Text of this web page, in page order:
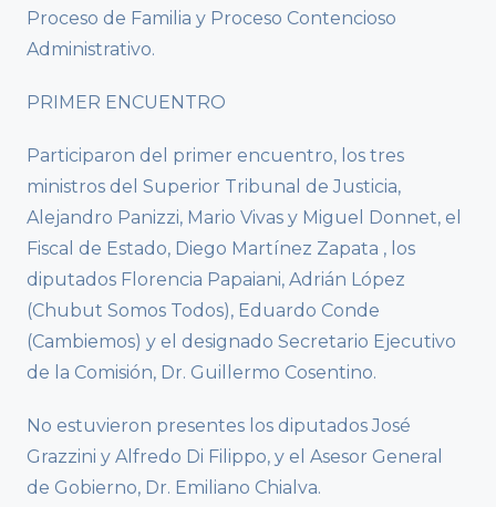
Proceso de Familia y Proceso Contencioso
Administrativo.
PRIMER ENCUENTRO
Participaron del primer encuentro, los tres
ministros del Superior Tribunal de Justicia,
Alejandro Panizzi, Mario Vivas y Miguel Donnet, el
Fiscal de Estado, Diego Martínez Zapata , los
diputados Florencia Papaiani, Adrián López
(Chubut Somos Todos), Eduardo Conde
(Cambiemos) y el designado Secretario Ejecutivo
de la Comisión, Dr. Guillermo Cosentino.
No estuvieron presentes los diputados José
Grazzini y Alfredo Di Filippo, y el Asesor General
de Gobierno, Dr. Emiliano Chialva.